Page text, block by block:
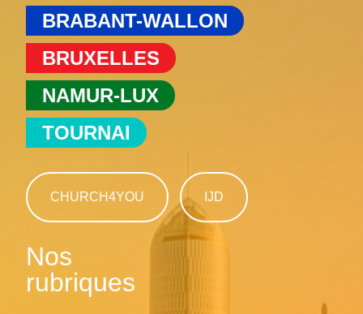
BRABANT-WALLON
BRUXELLES
NAMUR-LUX
TOURNAI
CHURCH4YOU IJD
Nos
rubriques